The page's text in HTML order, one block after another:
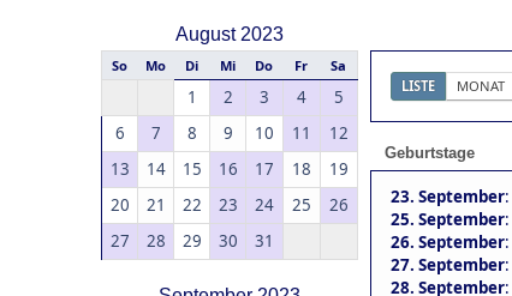
August 2023
So Mo Di Mi Do Fr Sa
1 2 3 4
5
6
7 8 9 10 11
12
13
14 15 16 17 18
19
20
21 22 23 24 25
26
27
28 29 30 31
LISTE MONAT
Geburtstage
23. September:
25. September:
26. September:
27. September:
28. September: